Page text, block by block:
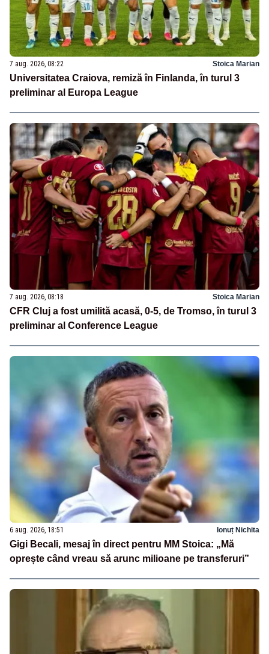
7 aug. 2026, 08:22 Stoica Marian
Universitatea Craiova, remiză în Finlanda, în turul 3
preliminar al Europa League
7 aug. 2026, 08:18 Stoica Marian
CFR Cluj a fost umilită acasă, 0-5, de Tromso, în turul 3
preliminar al Conference League
6 aug. 2026, 18:51 Ionuț Nichita
Gigi Becali, mesaj în direct pentru MM Stoica: „Mă
oprește când vreau să arunc milioane pe transferuri”